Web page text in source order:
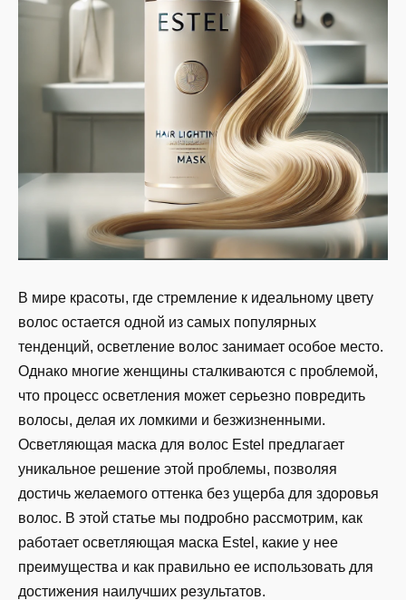
В мире красоты, где стремление к идеальному цвету
волос остается одной из самых популярных
тенденций, осветление волос занимает особое место.
Однако многие женщины сталкиваются с проблемой,
что процесс осветления может серьезно повредить
волосы, делая их ломкими и безжизненными.
Осветляющая маска для волос Estel предлагает
уникальное решение этой проблемы, позволяя
достичь желаемого оттенка без ущерба для здоровья
волос. В этой статье мы подробно рассмотрим, как
работает осветляющая маска Estel, какие у нее
преимущества и как правильно ее использовать для
достижения наилучших результатов.